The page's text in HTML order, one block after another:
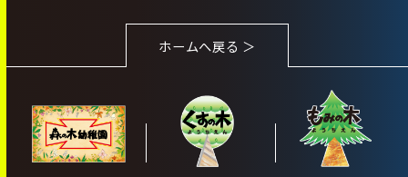
ホームへ戻る ＞